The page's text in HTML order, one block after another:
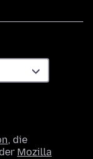
, die
Mozilla